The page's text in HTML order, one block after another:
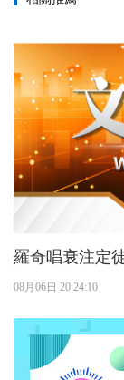
08月06日 20:24:10